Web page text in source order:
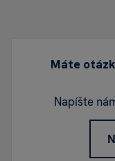
Máte
Napíšte